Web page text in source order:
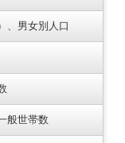
、男女別人口
般世帯数